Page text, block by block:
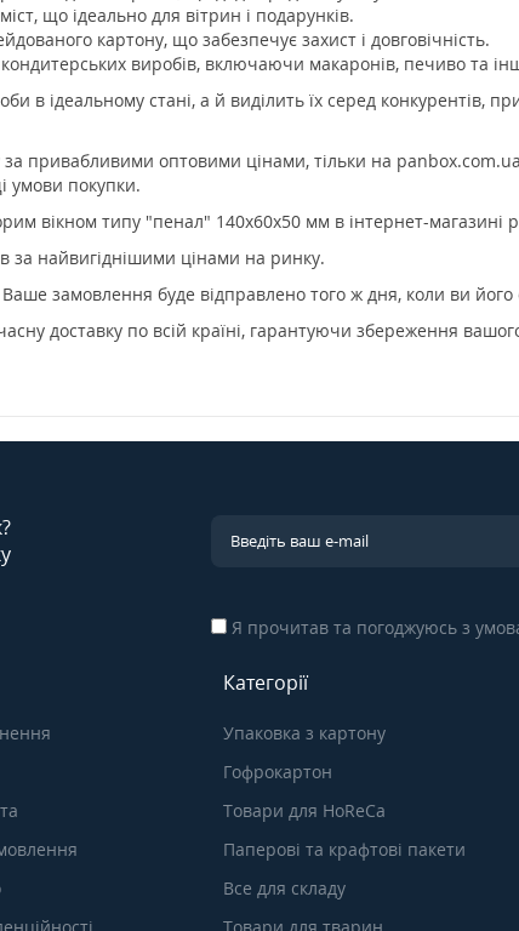
що ідеально для вітрин і подарунків.
картону, що забезпечує захист і довговічність.
кондитерських виробів, включаючи макаронів, печиво та
в ідеальному стані, а й виділить їх серед конкурентів,
привабливими оптовими цінами, тільки на
умови покупки.
вікном типу "пенал" 140х60х50 мм в інтернет-магазині
за найвигіднішими цінами на ринку.
замовлення буде відправлено того ж дня, коли ви його
доставку по всій країні, гарантуючи збереження
Я прочитав та погоджуюсь з
Категорії
Упаковка з картону
Гофрокартон
Товари для HoReCa
Паперові та крафтові пакети
Все для складу